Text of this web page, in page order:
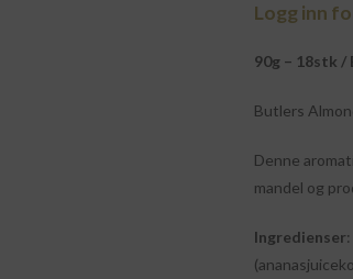
Logg inn
90g – 18stk /
Butlers
Denne
mandel og
Ingredienser